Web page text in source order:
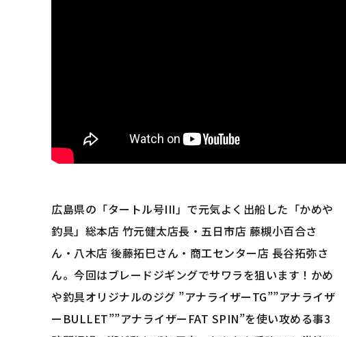
広島県の「タートル号III」で元気よく出船した「かめや
釣具」総本店 竹元健太店長・五日市店 藤槻小百合さ
ん・八木店 後藤拓巳さん・商工センター店 長谷拓弥さ
ん。今回はブレードジギングでサワラを狙います！かめ
や釣具オリジナルのジグ ”アナライザーTG””アナライザ
ーBULLET””アナライザーFAT SPIN”を使い攻める事3